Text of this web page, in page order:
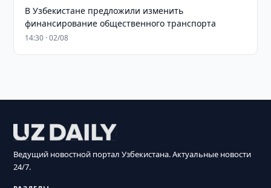
В Узбекистане предложили изменить
финансирование общественного транспорта
14:30 · 02/08
Ведущий новостной портал Узбекистана. Актуальные новости
24/7.